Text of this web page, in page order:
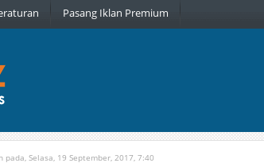
Pasang Iklan Premium
pada, Selasa, 19 September, 2017, 7:40